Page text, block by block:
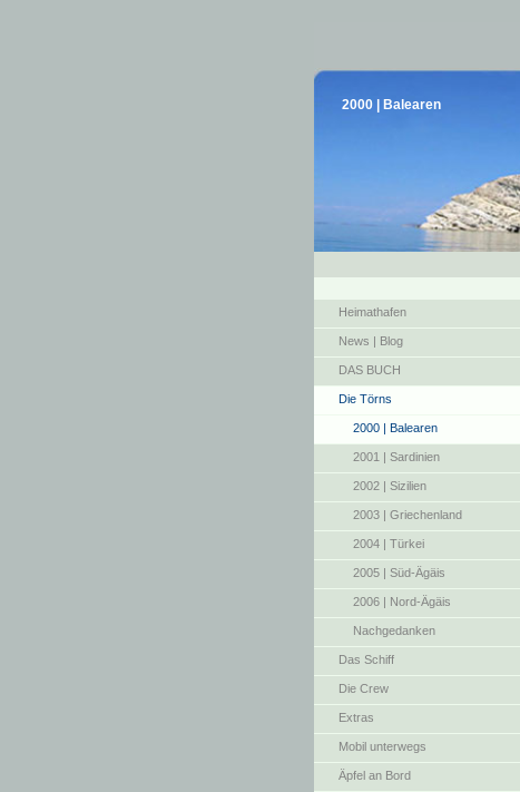
2000 | Balearen
Heimathafen
News | Blog
DAS BUCH
Die Törns
2000 | Balearen
2001 | Sardinien
2002 | Sizilien
2003 | Griechenland
2004 | Türkei
2005 | Süd-Ägäis
2006 | Nord-Ägäis
Nachgedanken
Das Schiff
Die Crew
Extras
Mobil unterwegs
Äpfel an Bord